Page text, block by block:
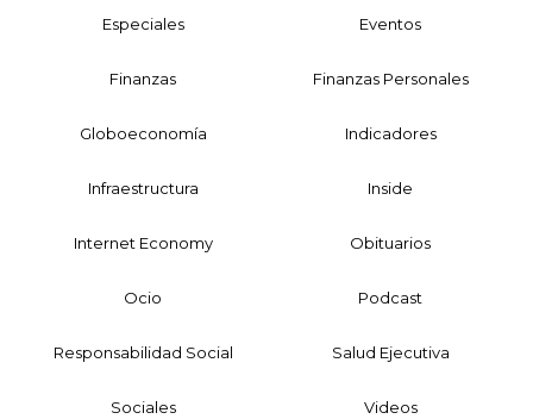
Especiales Eventos
Finanzas Finanzas Personales
Globoeconomía Indicadores
Infraestructura Inside
Internet Economy Obituarios
Ocio Podcast
Responsabilidad Social Salud Ejecutiva
Sociales Videos